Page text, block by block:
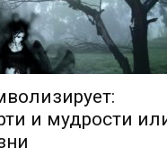
и мудрости